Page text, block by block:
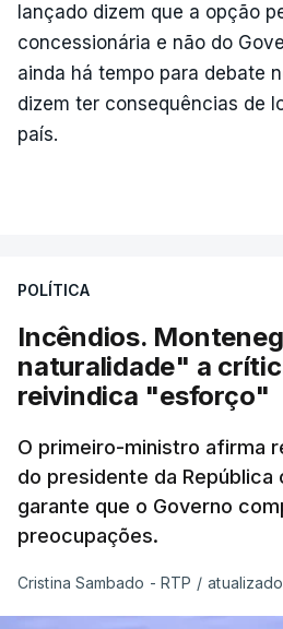
lançado dizem que a opção
concessionária e não do
ainda há tempo para debate
dizem ter consequências de
país.
POLÍTICA
Incêndios.
naturalidade" a
reivindica "esforço"
O primeiro-ministro afirma
do presidente da República
garante que o Governo
preocupações.
Cristina Sambado - RTP /